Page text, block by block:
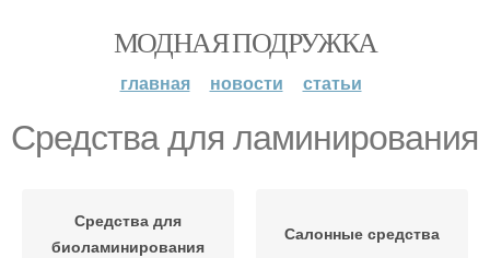
МОДНАЯ ПОДРУЖКА
главная новости статьи
Средства для ламинирования
Средства для
биоламинирования
Салонные средства